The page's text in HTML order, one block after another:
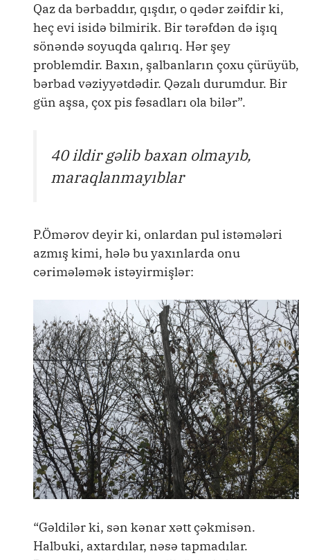
Qaz da bərbaddır, qışdır, o qədər zəifdir ki,
heç evi isidə bilmirik. Bir tərəfdən də işıq
sönəndə soyuqda qalırıq. Hər şey
problemdir. Baxın, şalbanların çoxu çürüyüb,
bərbad vəziyyətdədir. Qəzalı durumdur. Bir
gün aşsa, çox pis fəsadları ola bilər”.
40 ildir gəlib baxan olmayıb,
maraqlanmayıblar
P.Ömərov deyir ki, onlardan pul istəmələri
azmış kimi, hələ bu yaxınlarda onu
cərimələmək istəyirmişlər:
“Gəldilər ki, sən kənar xətt çəkmisən.
Halbuki, axtardılar, nəsə tapmadılar.